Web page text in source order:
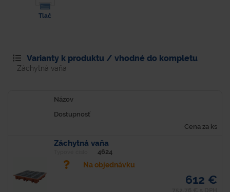
Tlač
Varianty k produktu / vhodné do kompletu
Záchytná vaňa
Názov
Dostupnosť
Cena za ks
Záchytná vaňa
4624
Na objednávku
612 €